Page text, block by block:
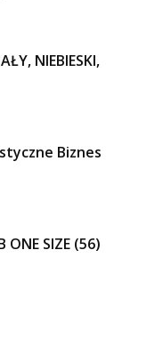
NIEBIESKI,
Biznes
ONE SIZE (56)